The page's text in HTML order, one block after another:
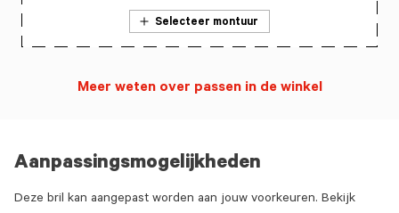
Aanpassingsmogelijkheden
Deze bril kan aangepast worden aan jouw voorkeuren. Bekijk
Selecteer montuur
Meer weten over passen in de winkel